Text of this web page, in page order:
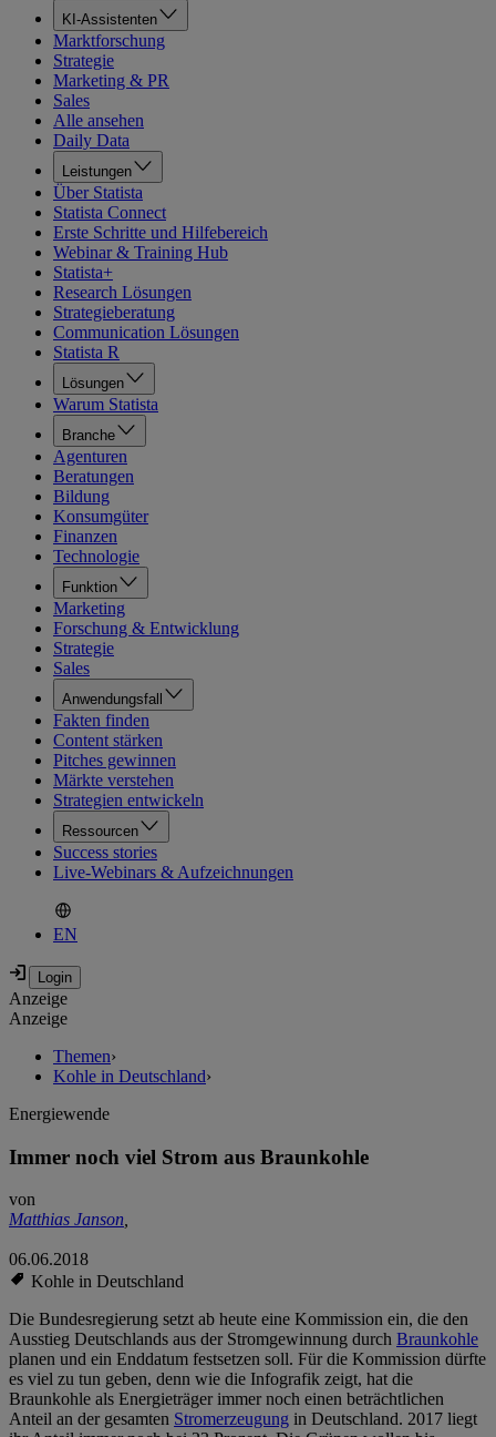
KI-Assistenten
Marktforschung
Strategie
Marketing & PR
Sales
Alle ansehen
Daily Data
Leistungen
Über Statista
Statista Connect
Erste Schritte und Hilfebereich
Webinar & Training Hub
Statista+
Research Lösungen
Strategieberatung
Communication Lösungen
Statista R
Lösungen
Warum Statista
Branche
Agenturen
Beratungen
Bildung
Konsumgüter
Finanzen
Technologie
Funktion
Marketing
Forschung & Entwicklung
Strategie
Sales
Anwendungsfall
Fakten finden
Content stärken
Pitches gewinnen
Märkte verstehen
Strategien entwickeln
Ressourcen
Success stories
Live-Webinars & Aufzeichnungen
EN
Anzeige
Anzeige
Themen›
Kohle in Deutschland›
Energiewende
Immer noch viel Strom aus Braunkohle
von
Matthias Janson,
06.06.2018
Kohle in Deutschland
Die Bundesregierung setzt ab heute eine Kommission ein, die den
Ausstieg Deutschlands aus der Stromgewinnung durch Braunkohle
planen und ein Enddatum festsetzen soll. Für die Kommission dürfte
es viel zu tun geben, denn wie die Infografik zeigt, hat die
Braunkohle als Energieträger immer noch einen beträchtlichen
Anteil an der gesamten Stromerzeugung in Deutschland. 2017 liegt